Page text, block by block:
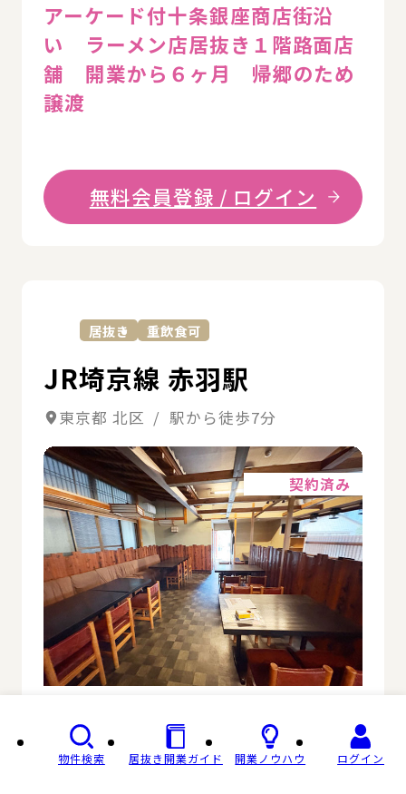
アーケード付十条銀座商店街沿
い ラーメン店居抜き１階路面店
舗 開業から６ヶ月 帰郷のため
譲渡
無料会員登録 / ログイン
居抜き 重飲食可
JR埼京線 赤羽駅
東京都 北区 / 駅から徒歩7分
契約済み
物件検索 居抜き開業ガイド 開業ノウハウ ログイン